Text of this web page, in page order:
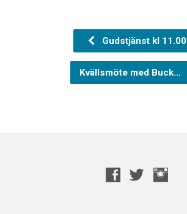
Gudstjänst kl 11.00
Kvällsmöte med Buck…